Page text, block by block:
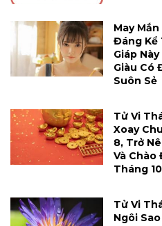
May
Đáng Kể
Giáp
Giàu Có
Suôn Sẻ
Tử Vi
Xoay
8, Trở
Và Chào
Tháng 10
Tử Vi
Ngôi